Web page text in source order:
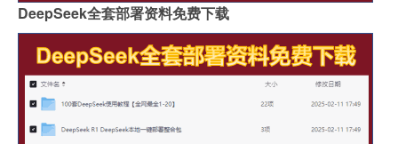
DeepSeek全套部署资料免费下载